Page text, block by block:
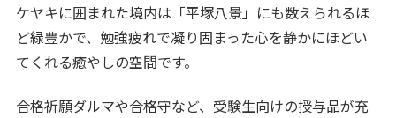
ケヤキに囲まれた境内は「平塚八景」にも数えられるほ
ど緑豊かで、勉強疲れで凝り固まった心を静かにほどい
てくれる癒やしの空間です。
合格祈願ダルマや合格守など、受験生向けの授与品が充